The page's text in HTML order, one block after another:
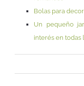
Bolas para
Un pequeño
interés en todas